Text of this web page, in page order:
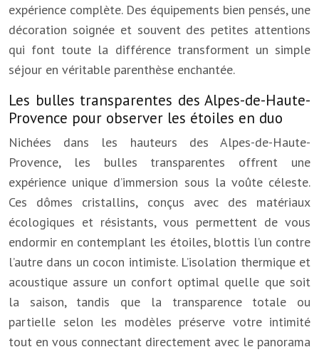
expérience complète. Des équipements bien pensés, une
décoration soignée et souvent des petites attentions
qui font toute la différence transforment un simple
séjour en véritable parenthèse enchantée.
Les bulles transparentes des Alpes-de-Haute-
Provence pour observer les étoiles en duo
Nichées dans les hauteurs des Alpes-de-Haute-
Provence, les bulles transparentes offrent une
expérience unique d’immersion sous la voûte céleste.
Ces dômes cristallins, conçus avec des matériaux
écologiques et résistants, vous permettent de vous
endormir en contemplant les étoiles, blottis l’un contre
l’autre dans un cocon intimiste. L’isolation thermique et
acoustique assure un confort optimal quelle que soit
la saison, tandis que la transparence totale ou
partielle selon les modèles préserve votre intimité
tout en vous connectant directement avec le panorama